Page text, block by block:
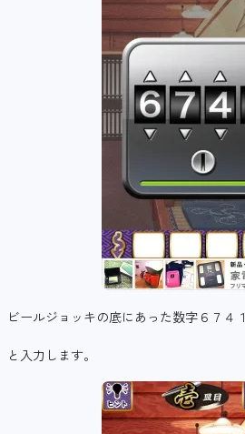
ビールジョッキの底にあった数字６７４１
と入力します。